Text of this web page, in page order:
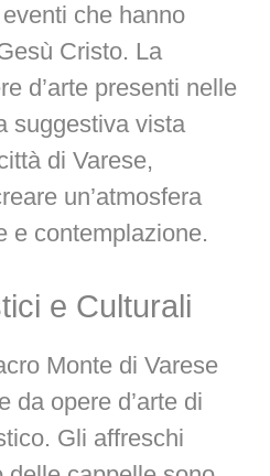
che hanno
Cristo. La
d’arte presenti nelle
suggestiva vista
di Varese,
un’atmosfera
e contemplazione.
e Culturali
Monte di Varese
da opere d’arte di
Gli affreschi